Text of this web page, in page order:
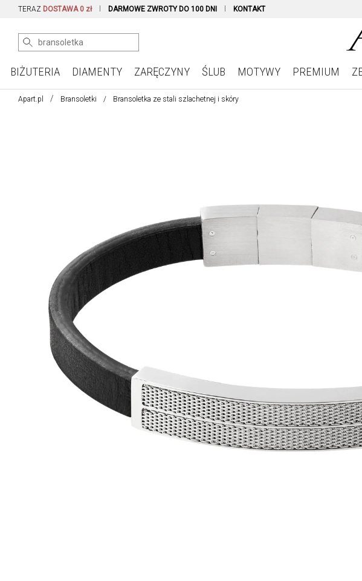
TERAZ DOSTAWA 0 zł DARMOWE ZWROTY DO 100 DNI KONTAKT
BIŻUTERIA DIAMENTY ZARĘCZYNY ŚLUB MOTYWY PREMIUM
Apart.pl Bransoletki Bransoletka ze stali szlachetnej i skóry